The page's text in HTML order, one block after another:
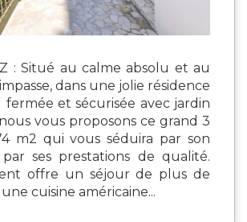
: Situé au calme absolu et au
dans une jolie résidence
fermée et sécurisée avec jardin
vous proposons ce grand 3
m2 qui vous séduira par son
ses prestations de qualité.
offre un séjour de plus de
cuisine américaine...